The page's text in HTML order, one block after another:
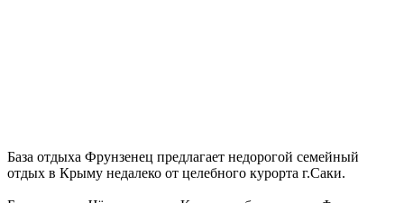
База отдыха Фрунзенец предлагает недорогой семейный
отдых в Крыму недалеко от целебного курорта г.Саки.